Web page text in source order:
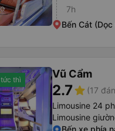
7h
Bến Cát (Dọc
thì Vũ Cẩm
2.7star (17
Limousine 24
Limousine